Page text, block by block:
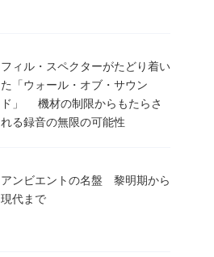
フィル・スペクターがたどり着い
た「ウォール・オブ・サウン
ド」 機材の制限からもたらさ
れる録音の無限の可能性
アンビエントの名盤 黎明期から
現代まで